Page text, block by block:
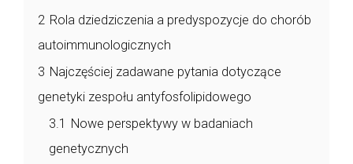
2 Rola dziedziczenia a predyspozycje do chorób
autoimmunologicznych
3 Najczęściej zadawane pytania dotyczące
genetyki zespołu antyfosfolipidowego
3.1 Nowe perspektywy w badaniach
genetycznych